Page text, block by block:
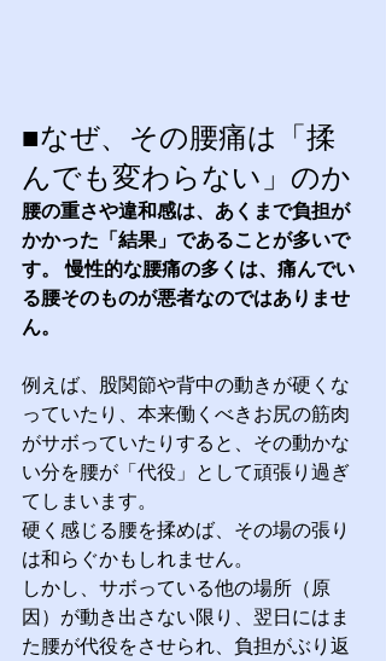
■なぜ、その腰痛は「揉
んでも変わらない」のか
腰の重さや違和感は、あくまで負担が
かかった「結果」であることが多いで
す。 慢性的な腰痛の多くは、痛んでい
る腰そのものが悪者なのではありませ
ん。
例えば、股関節や背中の動きが硬くな
っていたり、本来働くべきお尻の筋肉
がサボっていたりすると、その動かな
い分を腰が「代役」として頑張り過ぎ
てしまいます。
硬く感じる腰を揉めば、その場の張り
は和らぐかもしれません。
しかし、サボっている他の場所（原
因）が動き出さない限り、翌日にはま
た腰が代役をさせられ、負担がぶり返